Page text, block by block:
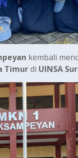
kembali
Timurdi UINSA